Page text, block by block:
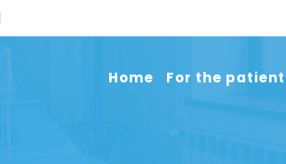
Home For the patient